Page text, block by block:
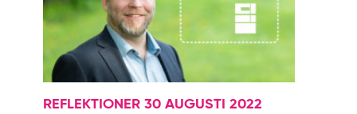
REFLEKTIONER 30 AUGUSTI 2022